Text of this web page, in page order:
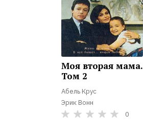
Моя вторая мама.
Том 2
Абель Крус
Эрик Вонн
0